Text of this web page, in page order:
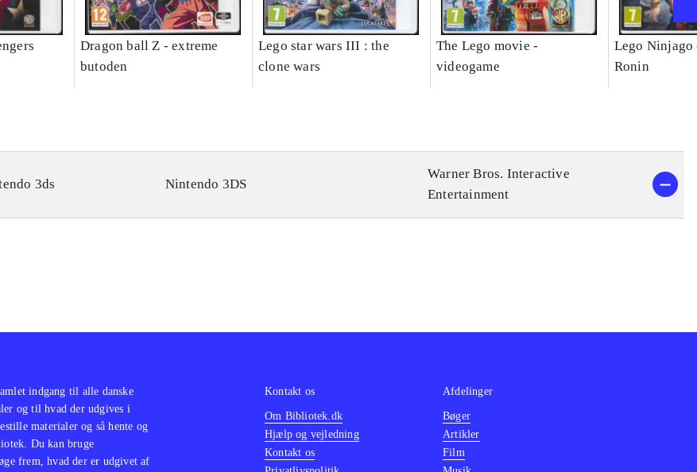
Dragon ball Z - extreme
butoden
Lego star wars III : the
clone wars
The Lego movie -
videogame
Lego Ninjago
Ronin
3ds Nintendo 3DS
Warner Bros. Interactive
Entertainment
indgang til alle danske
og til hvad der udgives i
materialer og så hente og
Du kan bruge
frem, hvad der er udgivet af
Kontakt os
Om Bibliotek.dk
Hjælp og vejledning
Kontakt os
Afdelinger
Bøger
Artikler
Film